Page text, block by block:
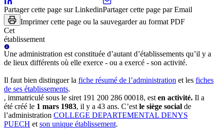
Partager cette page sur LinkedinPartager cette page par Email
Imprimer cette page ou la sauvegarder au format PDF
Cet
établissement
Une administration est constituée d’autant d’établissements qu’il y a
de lieux différents où elle exerce - ou a exercé - son activité.
Il faut bien distinguer la fiche résumé de l’administration et les fiches
de ses établissements.
, immatriculé sous le siret 191 200 286 00018, est en activité. Il a
été créé le 1 mars 1983, il y a 43 ans. C’est le siège social de
l’administration COLLEGE DEPARTEMENTAL DENYS
PUECH et son unique établissement.